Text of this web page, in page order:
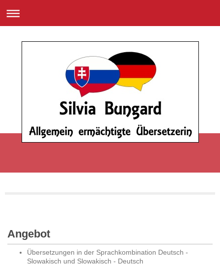
Angebot
Übersetzungen in der Sprachkombination Deutsch -
Slowakisch und Slowakisch - Deutsch